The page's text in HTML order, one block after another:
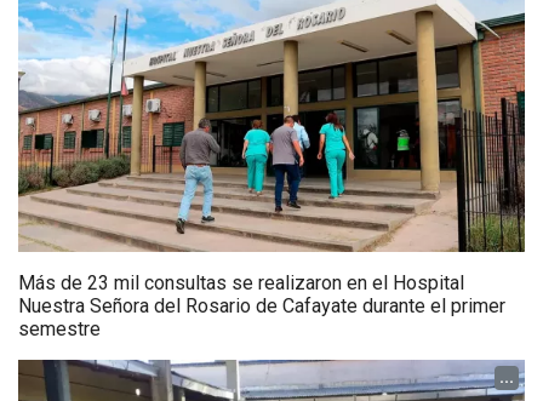
Más de 23 mil consultas se realizaron en el Hospital
Nuestra Señora del Rosario de Cafayate durante el primer
semestre
...